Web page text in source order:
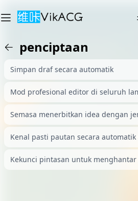
penciptaan
Simpan draf secara automatik
Mod profesional editor di seluruh
Semasa menerbitkan idea dengan
Kenal pasti pautan secara
Kekunci pintasan untuk menghantar